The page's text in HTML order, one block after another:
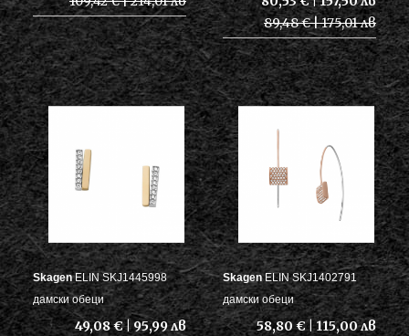
89,48 € | 175,01 лв
SkagenELIN SKJ1445998
дамски обеци
49,08 € | 95,99 лв
Skagen ELIN SKJ1402791
дамски обеци
58,80 € | 115,00 лв